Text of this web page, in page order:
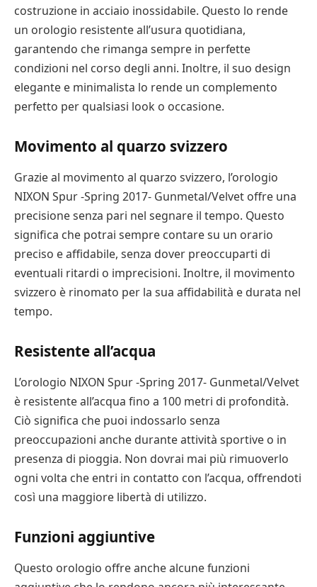
costruzione in acciaio inossidabile. Questo lo rende
un orologio resistente all’usura quotidiana,
garantendo che rimanga sempre in perfette
condizioni nel corso degli anni. Inoltre, il suo design
elegante e minimalista lo rende un complemento
perfetto per qualsiasi look o occasione.
Movimento al quarzo svizzero
Grazie al movimento al quarzo svizzero, l’orologio
NIXON Spur -Spring 2017- Gunmetal/Velvet offre una
precisione senza pari nel segnare il tempo. Questo
significa che potrai sempre contare su un orario
preciso e affidabile, senza dover preoccuparti di
eventuali ritardi o imprecisioni. Inoltre, il movimento
svizzero è rinomato per la sua affidabilità e durata nel
tempo.
Resistente all’acqua
L’orologio NIXON Spur -Spring 2017- Gunmetal/Velvet
è resistente all’acqua fino a 100 metri di profondità.
Ciò significa che puoi indossarlo senza
preoccupazioni anche durante attività sportive o in
presenza di pioggia. Non dovrai mai più rimuoverlo
ogni volta che entri in contatto con l’acqua, offrendoti
così una maggiore libertà di utilizzo.
Funzioni aggiuntive
Questo orologio offre anche alcune funzioni